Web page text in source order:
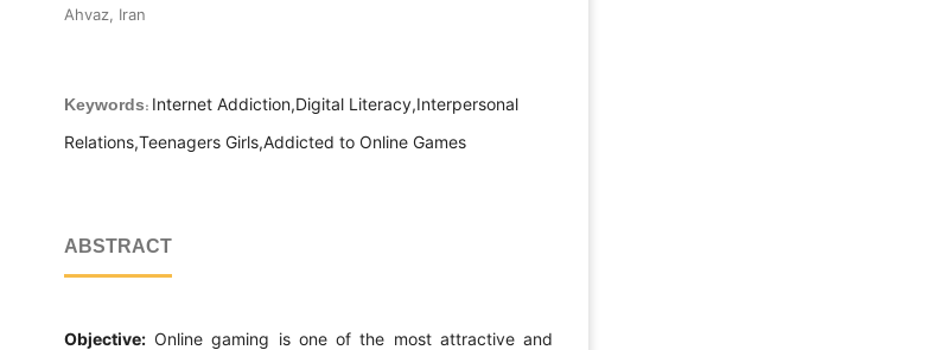
Ahvaz, Iran
Keywords: Internet Addiction,Digital Literacy,Interpersonal
Relations,Teenagers Girls,Addicted to Online Games
ABSTRACT
Objective: Online gaming is one of the most attractive and